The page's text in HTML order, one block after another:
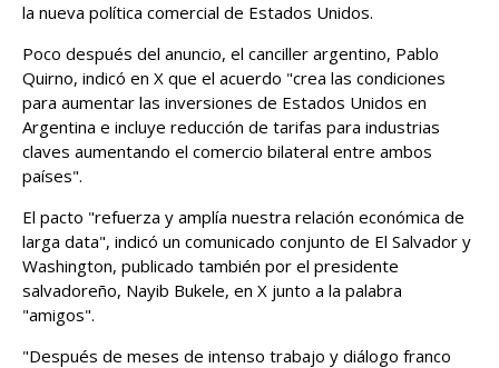
la nueva política comercial de Estados Unidos.
Poco después del anuncio, el canciller argentino, Pablo
Quirno, indicó en X que el acuerdo "crea las condiciones
para aumentar las inversiones de Estados Unidos en
Argentina e incluye reducción de tarifas para industrias
claves aumentando el comercio bilateral entre ambos
países".
El pacto "refuerza y amplía nuestra relación económica de
larga data", indicó un comunicado conjunto de El Salvador y
Washington, publicado también por el presidente
salvadoreño, Nayib Bukele, en X junto a la palabra
"amigos".
"Después de meses de intenso trabajo y diálogo franco